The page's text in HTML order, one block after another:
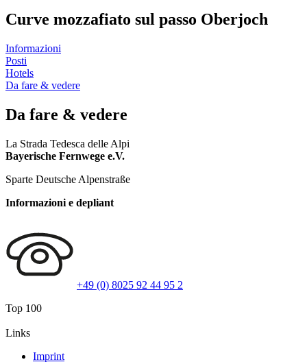
Curve mozzafiato sul passo Oberjoch
Informazioni
Posti
Hotels
Da fare & vedere
Da fare & vedere
La Strada Tedesca delle Alpi
Bayerische Fernwege e.V.
Sparte Deutsche Alpenstraße
Informazioni e depliant
+49 (0) 8025 92 44 95 2
Top 100
Links
Imprint